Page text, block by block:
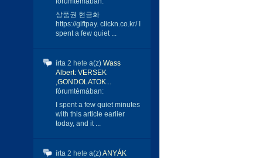
상품권 현금화
https://giftpay. clickn.co.kr/ I
spent a few quiet ...
írta 2 hete a(z) Wass
Albert: VERSEK
,GONDOLATOK...
fórumtémában:
I spent a few quiet minutes
with this article earlier
today, and it ...
írta 2 hete a(z)ANYÁK